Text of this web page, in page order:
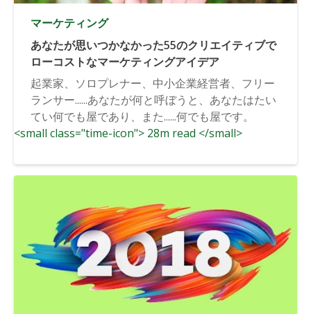
マーケティング
あなたが思いつかなかった55のクリエイティブで
ローコストなマーケティングアイデア
起業家、ソロプレナー、中小企業経営者、フリー
ランサー......あなたが何と呼ぼうと、あなたはたい
てい何でも屋であり、また......何でも屋です。
<small class="time-icon"> 28m read </small>